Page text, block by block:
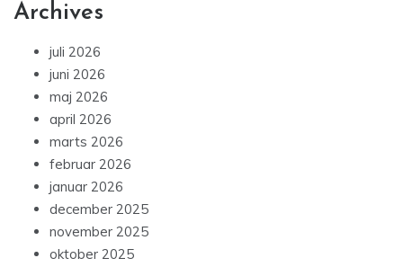
Archives
juli 2026
juni 2026
maj 2026
april 2026
marts 2026
februar 2026
januar 2026
december 2025
november 2025
oktober 2025